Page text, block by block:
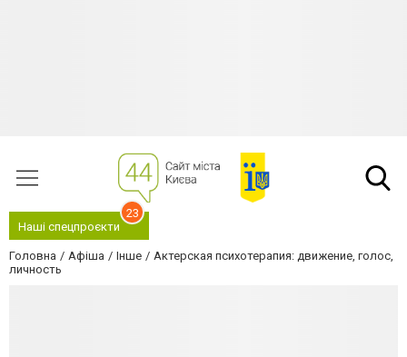
Наші спецпроєкти
23
Головна Афіша Інше
Актерская психотерапия: движение, голос,
личность